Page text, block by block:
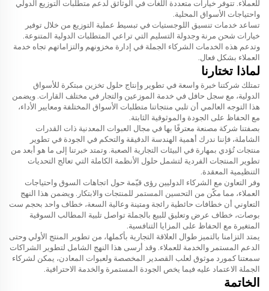
للعملاء. تتوفر خيارات متعددة اللغات في الوثائق لدعم متطلبات التوزيع الدولي
واحتياجات الأسواق المحلية.
تساعد خدمات تنسيق اللوجستيات في تبسيط عملية التوزيع من خلال توفير
خيارات شحن مرنة وجدولة التسليم التي تراعي المتطلبات الدولية المتنوعة.
وتدعم هذه الخدمات الشركاء الجملة في إدارة مخزونهم والتزاماتهم تجاه خدمة
العملاء بشكل فعال.
لماذا تختارنا
تمتلك شركتنا خبرة واسعة في تطوير وإنتاج حلول تخزين مبتكرة للأسواق
الدولية، مع سجل حافل في خدمة الموزعين والتجار في مختلف القارات. ويضمن
هذا التوجه العالمي أن تلبي منتجاتنا متطلبات الأسواق المختلفة ومعايير الأداء،
مع الحفاظ على الجودة والموثوقية الثابتة.
بصفتنا شركة مصنعة معترفًا بها في مجال العبوات المعدنية ذات القدرات
الشاملة، فإننا ندرك أهمية الهندسة الدقيقة والتحكم في الجودة في تطوير
منتجات تُؤدي بمهارة في البيئات التجارية الصعبة. وتمتد خبرتنا إلى ما هو أبعد من
تطوير المنتجات الفردية لتشمل حلول الأنظمة الكاملة التي تعالج التحديات
التنظيمية المعقدة.
وفر التعاون مع الشركاء الدوليين رؤى قيّمة حول اتجاهات السوق واحتياجات
العملاء، مما مكّن من التحسين المستمر للمنتجات والابتكار. ويضمن هذا النهج
التعاوني أن خطافات حائطية رائجة ومتينة وعالية السعة، خطاف واحد بحجم ست
بوصات، خطاف عرض وتعليق للبيع بالجملة تواصل تلبية المطالب السوقية
المتغيرة مع الحفاظ على المزايا التنافسية.
يمتد التزامنا بالتميز طوال العلاقة التجارية بأكملها، من تطوير المنتج الأولي وحتى
الدعم المستمر والخدمة للعملاء. وقد أرسى هذا النهج الشامل لتطوير الشراكات
سمعتنا كمورد موثوق لعلب القصدير المخصصة ولعبوات المعادن، يمكن لشركاء
الجملة الاعتماد عليه فيما يخص الجودة المستمرة والخدمة الاحترافية.
الخاتمة